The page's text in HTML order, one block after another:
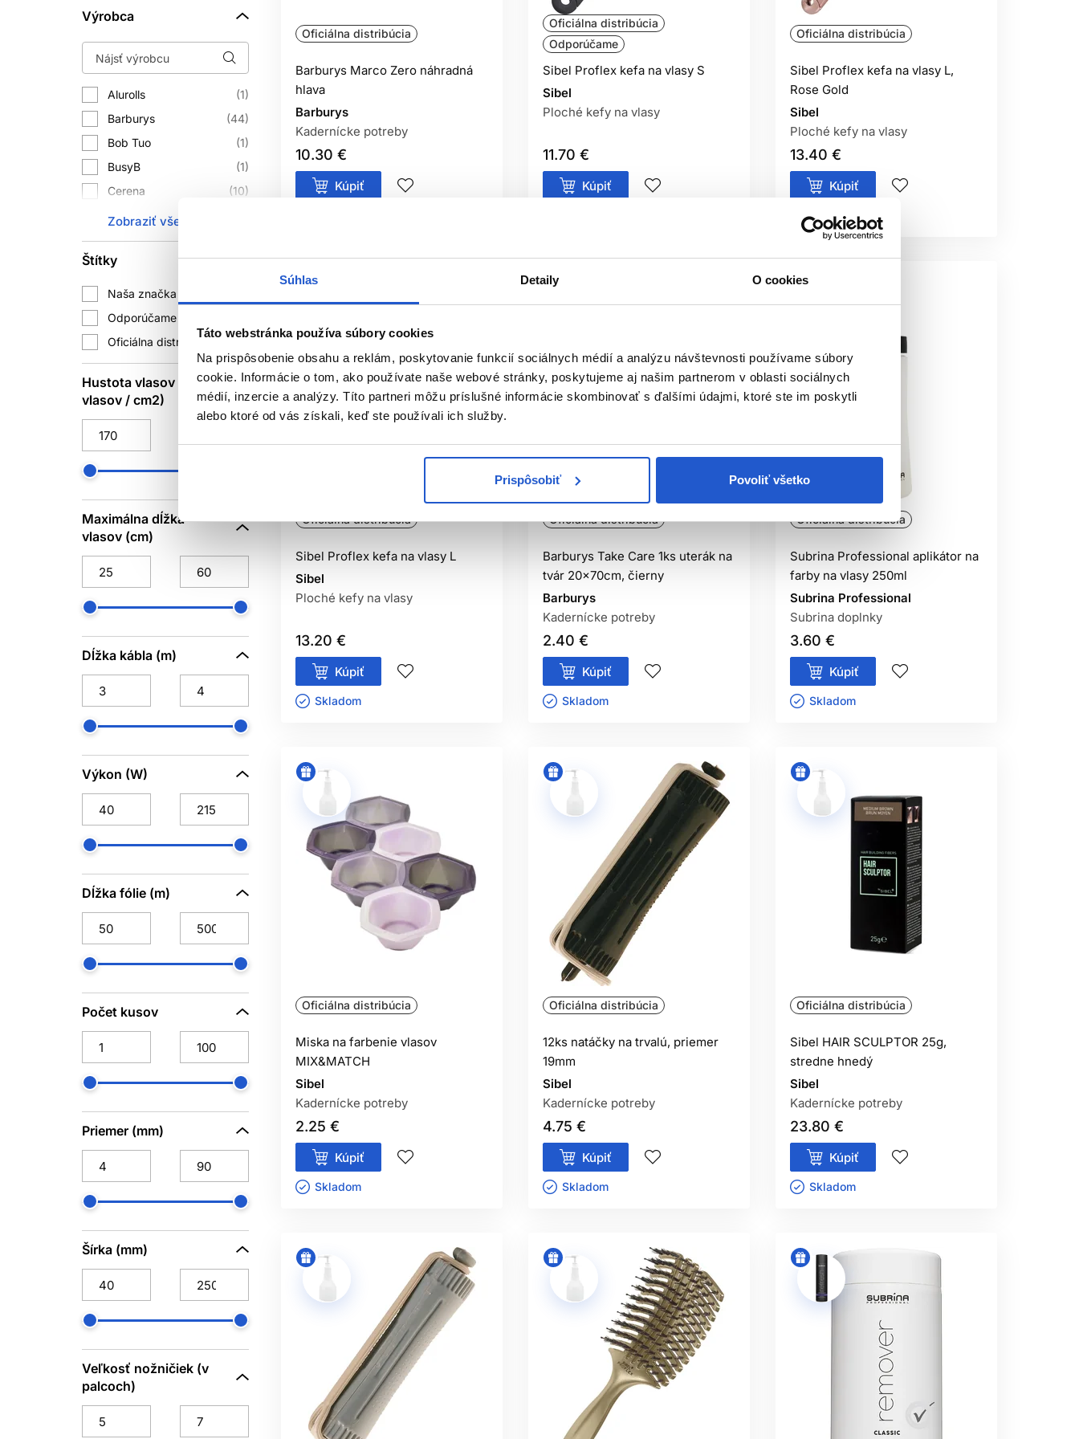
Súhlas Detaily O cookies
Táto webstránka používa súbory cookies
Na prispôsobenie obsahu a reklám, poskytovanie funkcií sociálnych médií a analýzu návštevnosti používame súbory
cookie. Informácie o tom, ako používate naše webové stránky, poskytujeme aj našim partnerom v oblasti sociálnych
médií, inzercie a analýzy. Títo partneri môžu príslušné informácie skombinovať s ďalšími údajmi, ktoré ste im poskytli
alebo ktoré od vás získali, keď ste používali ich služby.
Prispôsobiť Povoliť všetko
Výrobca
Alurolls
1
Barburys
44
Bob Tuo
1
BusyB
1
Cerena
10
Cisoria
Ecru New York
Feather
5
Framar
GHD
Hercules
42
27
JRL Professional
2
Kyone
My-She
NUSHA
Reuzel
Sibel
717
Ultron
1
Wet Brush
Zobraziť všetko
Štítky
Naša značka
Odporúčame
Oficiálna distribúcia
841
Hustota vlasov (počet
vlasov / cm2)
Maximálna dĺžka
vlasov (cm)
Dĺžka kábla (m)
Výkon (W)
Dĺžka fólie (m)
Počet kusov
Priemer (mm)
Šírka (mm)
Veľkosť nožničiek (v
palcoch)
Oficiálna distribúcia
Barburys Marco Zero náhradná
hlava
Barburys
Kadernícke potreby
10.30 €
Kúpiť
Oficiálna distribúcia
Odporúčame
Sibel Proflex kefa na vlasy S
Sibel
Ploché kefy na vlasy
11.70 €
Kúpiť
Oficiálna distribúcia
Sibel Proflex kefa na vlasy L,
Rose Gold
Sibel
Ploché kefy na vlasy
13.40 €
Kúpiť
Skladom ㅤ
Oficiálna distribúcia
Sibel Proflex kefa na vlasy L
Sibel
Ploché kefy na vlasy
13.20 €
Kúpiť
Skladom ㅤ
Oficiálna distribúcia
Barburys Take Care 1ks uterák na
tvár 20x70cm, čierny
Barburys
Kadernícke potreby
2.40 €
Kúpiť
Skladom ㅤ
Oficiálna distribúcia
Subrina Professional aplikátor na
farby na vlasy 250ml
Subrina Professional
Subrina doplnky
3.60 €
Kúpiť
Skladom ㅤ
Oficiálna distribúcia
Miska na farbenie vlasov
MIX&MATCH
Sibel
Kadernícke potreby
2.25 €
Kúpiť
Skladom ㅤ
Oficiálna distribúcia
12ks natáčky na trvalú, priemer
19mm
Sibel
Kadernícke potreby
4.75 €
Kúpiť
Skladom ㅤ
Oficiálna distribúcia
Sibel HAIR SCULPTOR 25g,
stredne hnedý
Sibel
Kadernícke potreby
23.80 €
Kúpiť
Skladom ㅤ